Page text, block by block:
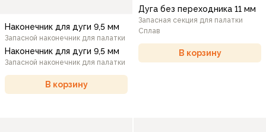
Наконечник для дуги 9,5 мм
Запасной наконечник для палатки
Наконечник для дуги 9,5 мм
Запасной наконечник для палатки
В корзину
Дуга без переходника 11 мм
Запасная секция для палатки
Сплав
В корзину